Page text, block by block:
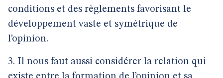
conditions et des règlements favorisant le
développement vaste et symétrique de
l’opinion.
3. Il nous faut aussi considérer la relation qui